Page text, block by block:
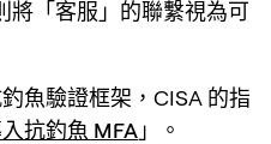
將「客服」的聯繫視為可
魚驗證框架，CISA 的指
抗釣魚 MFA 」。